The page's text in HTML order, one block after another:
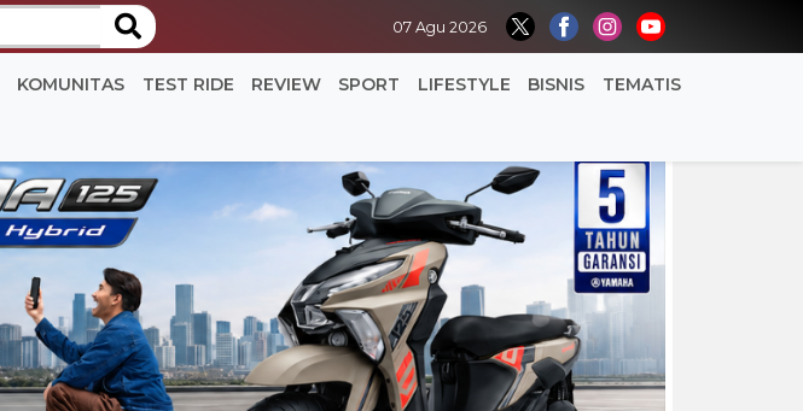
07 Agu 2026
KOMUNITAS TEST RIDE REVIEW SPORT LIFESTYLE BISNIS TEMATIS